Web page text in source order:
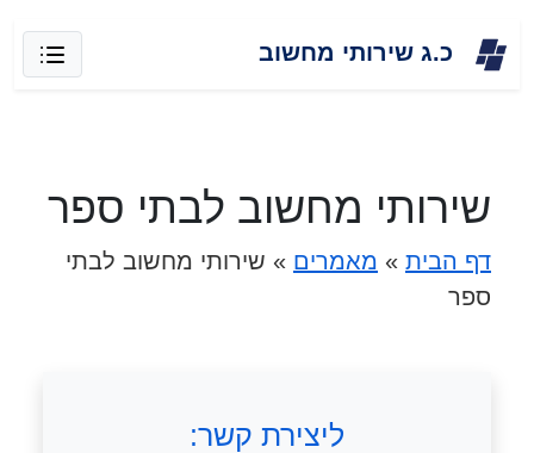
כ.ג שירותי מחשוב
שירותי מחשוב לבתי ספר
דף הבית » מאמרים » שירותי מחשוב לבתי
ספר
ליצירת קשר: